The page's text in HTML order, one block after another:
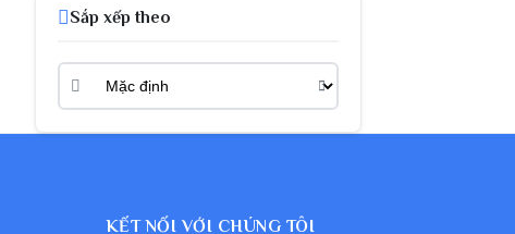
Sắp xếp theo
KẾT NỐI VỚI CHÚNG TÔI